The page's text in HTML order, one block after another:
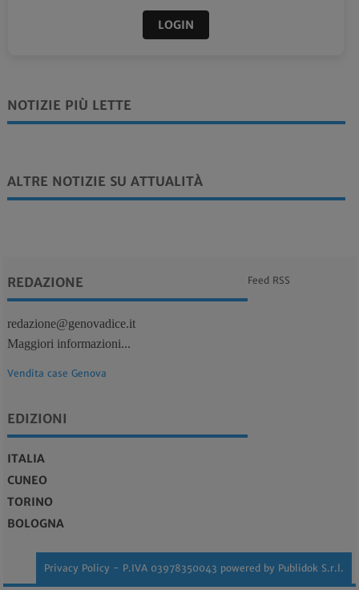
LOGIN
NOTIZIE PIÙ LETTE
ALTRE NOTIZIE SU ATTUALITÀ
REDAZIONE
redazione@genovadice.it
Maggiori informazioni...
Vendita case Genova
EDIZIONI
ITALIA
CUNEO
TORINO
BOLOGNA
Feed RSS
Privacy Policy - P.IVA 03978350043 powered by Publidok S.r.l.